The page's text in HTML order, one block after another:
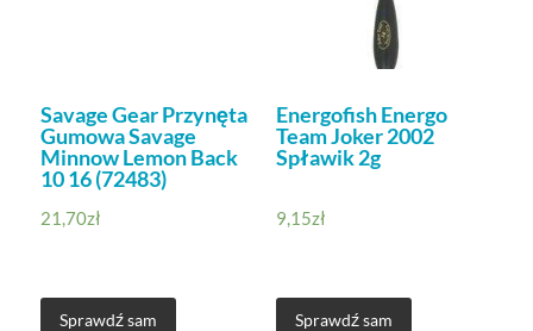
Savage Gear Przynęta
Gumowa Savage
Minnow Lemon Back
10 16 (72483)
21,70zł
Sprawdź sam
Energofish Energo
Team Joker 2002
Spławik 2g
9,15zł
Sprawdź sam